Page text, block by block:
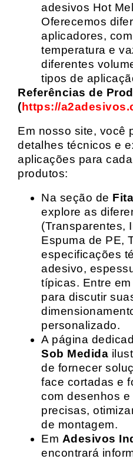
adesivos Hot
Oferecemos
aplicadores,
temperatura e
diferentes
tipos de
Referências de
(https://
Em nosso site, você
detalhes técnicos e
aplicações para
produtos:
Na seção de
explore as
(Transparentes,
Espuma de PE,
especificações
adesivo,
típicas. Entre
para discutir
personalizado.
A página
Sob Medida
de fornecer
face cortadas e
com desenhos
precisas,
de montagem.
Em Adesivos
encontrará